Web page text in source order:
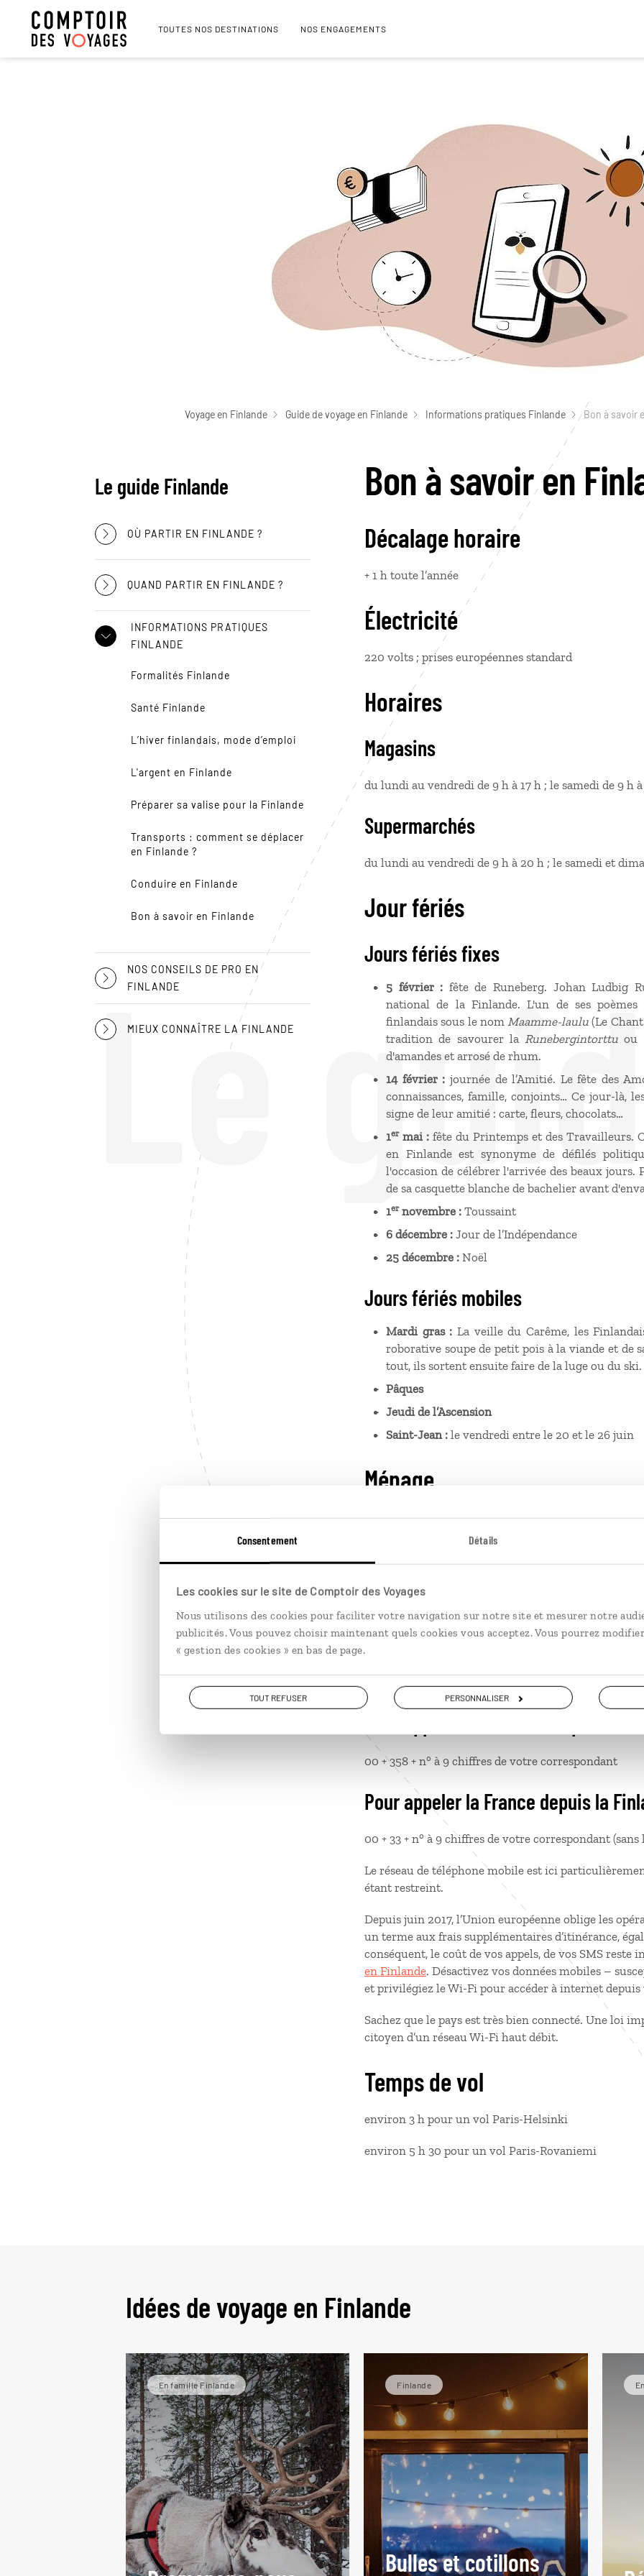
Consentement Détails
Les cookies sur le site de Comptoir des Voyages
Nous utilisons des cookies pour faciliter votre navigation sur notre site et mesurer notre
publicités. Vous pouvez choisir maintenant quels cookies vous acceptez. Vous pourrez
« gestion des cookies » en bas de page.
TOUT REFUSER PERSONNALISER
TOUTES NOS DESTINATIONS NOS ENGAGEMENTS
Voyage en Finlande Guide de voyage en Finlande Informations pratiques Finlande Bon à savoir
Le
Le guide Finlande
OÙ PARTIR EN FINLANDE ?
QUAND PARTIR EN FINLANDE ?
INFORMATIONS PRATIQUES
FINLANDE
Formalités Finlande
Santé Finlande
L’hiver finlandais, mode d’emploi
L'argent en Finlande
Préparer sa valise pour la Finlande
Transports : comment se déplacer
en Finlande ?
Conduire en Finlande
Bon à savoir en Finlande
NOS CONSEILS DE PRO EN
FINLANDE
MIEUX CONNAÎTRE LA FINLANDE
Bon à savoir en
Décalage horaire
+ 1 h toute l’année
Électricité
220 volts ; prises européennes standard
Horaires
Magasins
du lundi au vendredi de 9 h à 17 h ; le samedi de 9 h à
Supermarchés
du lundi au vendredi de 9 h à 20 h ; le samedi et
Jour fériés
Jours fériés fixes
5 février : fête de Runeberg. Johan Ludbig
national de la Finlande. L'un de ses
finlandais sous le nomMaamme-laulu (Le
tradition de savourer laRunebergintorttu ou
d'amandes et arrosé de rhum.
14 février : journée de l’Amitié. Le fête des
connaissances, famille, conjoints… Ce jour-là,
signe de leur amitié : carte, fleurs, chocolats…
1ermai : fête du Printemps et des Travailleurs.
en Finlande est synonyme de défilés
l'occasion de célébrer l'arrivée des beaux jours.
de sa casquette blanche de bachelier avant
1ernovembre : Toussaint
6 décembre : Jour de l’Indépendance
25 décembre : Noël
Jours fériés mobiles
Mardi gras : La veille du Carême, les
roborative soupe de petit pois à la viande et de
tout, ils sortent ensuite faire de la luge ou du ski.
Pâques
Jeudi de l’Ascension
Saint-Jean : le vendredi entre le 20 et le 26 juin
Ménage
Pour réduire les impacts surl'environnementcausés
détergents, le ménage de votre hébergement est
séjours supérieurs à une nuit. Si vous le souhaitez,
Taxe de séjour
incluse dans le prix du voyage
Télécommunications
00 + 358 + n° à 9 chiffres de votre correspondant
Pour appeler la France depuis la
00 + 33 + n° à 9 chiffres de votre correspondant
Le réseau de téléphone mobile est ici
étant restreint.
Depuis juin 2017, l’Union européenne oblige les
un terme aux frais supplémentaires d’itinérance,
conséquent, le coût de vos appels, de vos SMS
en Finlande. Désactivez vos données mobiles –
et privilégiez le Wi-Fi pour accéder à internet
Sachez que le pays est très bien connecté. Une loi
citoyen d’un réseau Wi-Fi haut débit.
Temps de vol
environ 3 h pour un vol Paris-Helsinki
environ 5 h 30 pour un vol Paris-Rovaniemi
Idées de voyage en Finlande
En famille Finlande Finlande
Bulles et cotillons